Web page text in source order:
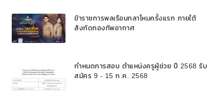
ราชวิทยาลัย สังกัดสำนักงานคณะกรรมการ
การศึกษาขั้นพื้นฐาน
ข้าราชการพลเรือนกลาโหมครั้งแรก ภายใต้
สังกัดกองทัพอากาศ
กำหนดการสอบ ตำแหน่งครูผู้ช่วย ปี 2568 รับ
สมัคร 9 - 15 ก.ค. 2568